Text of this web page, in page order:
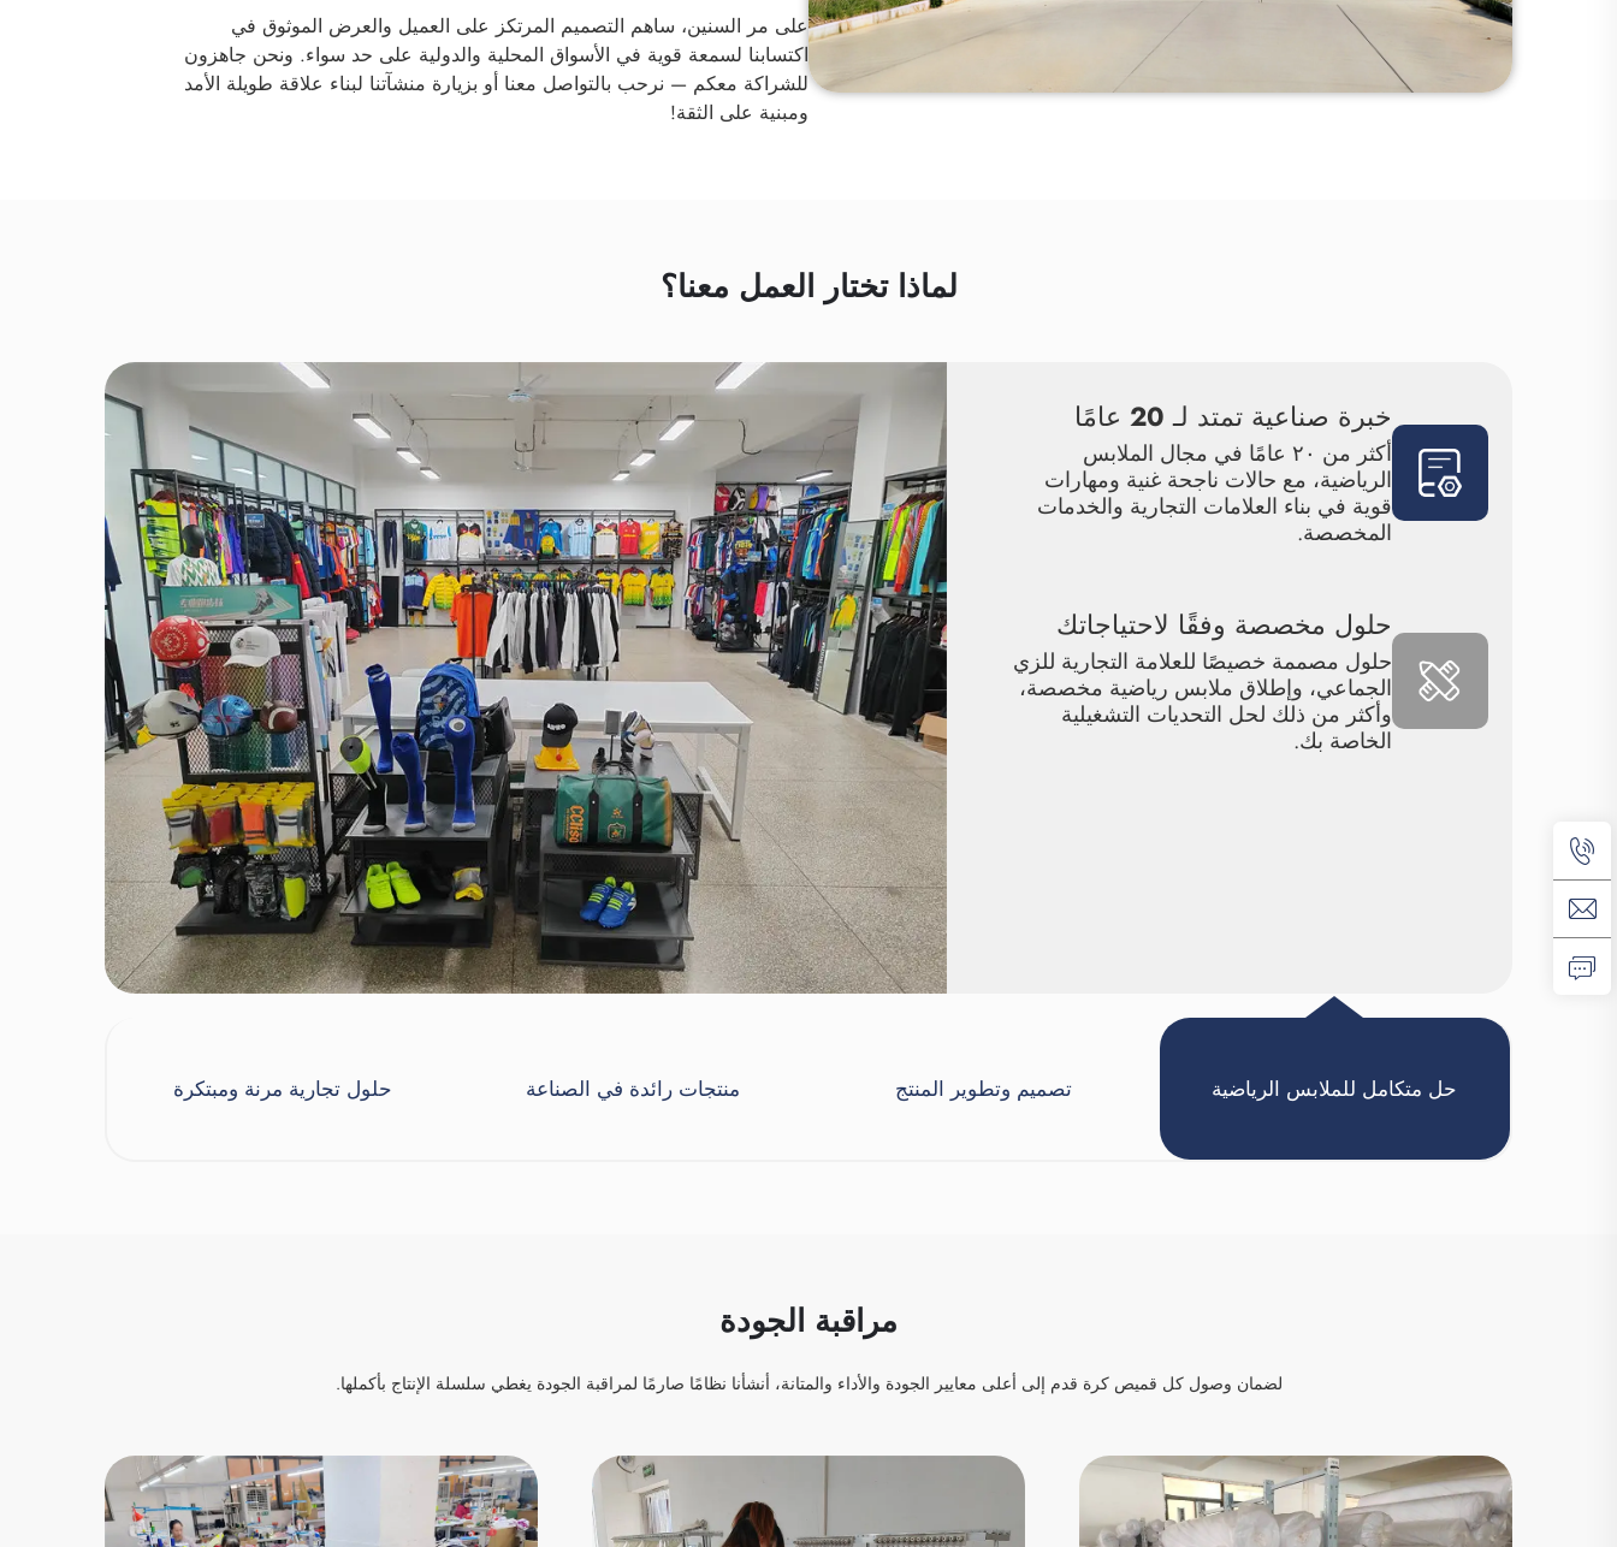
على مر السنين، ساهم التصميم المرتكز على العميل والعرض الموثوق في
اكتسابنا لسمعة قوية في الأسواق المحلية والدولية على حد سواء. ونحن جاهزون
للشراكة معكم — نرحب بالتواصل معنا أو بزيارة منشآتنا لبناء علاقة طويلة الأمد
ومبنية على الثقة!
لماذا تختار العمل معنا؟
خبرة صناعية تمتد لـ 20 عامًا
أكثر من ٢٠ عامًا في مجال الملابس
الرياضية، مع حالات ناجحة غنية ومهارات
قوية في بناء العلامات التجارية والخدمات
المخصصة.
حلول مخصصة وفقًا لاحتياجاتك
حلول مصممة خصيصًا للعلامة التجارية للزي
الجماعي، وإطلاق ملابس رياضية مخصصة،
وأكثر من ذلك لحل التحديات التشغيلية
الخاصة بك.
حل متكامل للملابس الرياضية تصميم وتطوير المنتج منتجات رائدة في الصناعة حلول تجارية مرنة ومبتكرة
مراقبة الجودة
لضمان وصول كل قميص كرة قدم إلى أعلى معايير الجودة والأداء والمتانة، أنشأنا نظامًا صارمًا لمراقبة الجودة يغطي سلسلة الإنتاج بأكملها.